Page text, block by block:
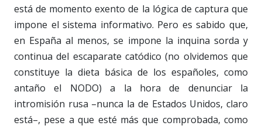
está de momento exento de la lógica de captura que
impone el sistema informativo. Pero es sabido que,
en España al menos, se impone la inquina sorda y
continua del escaparate catódico (no olvidemos que
constituye la dieta básica de los españoles, como
antaño el NODO) a la hora de denunciar la
intromisión rusa –nunca la de Estados Unidos, claro
está–, pese a que esté más que comprobada, como